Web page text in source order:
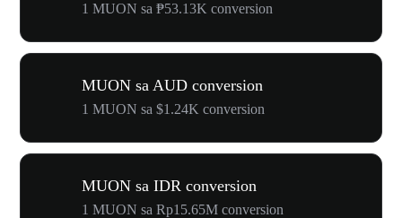
1 MUON sa ₱53.13K conversion
MUON sa AUD conversion
1 MUON sa $1.24K conversion
MUON sa IDR conversion
1 MUON sa Rp15.65M conversion